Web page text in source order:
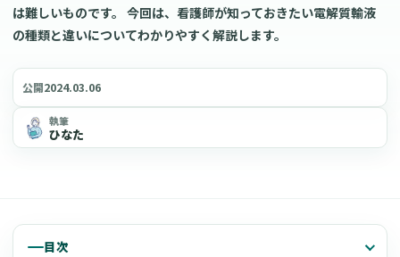
は難しいものです。 今回は、看護師が知っておきたい電解質輸液
の種類と違いについてわかりやすく解説します。
公開2024.03.06
執筆
ひなた
目次